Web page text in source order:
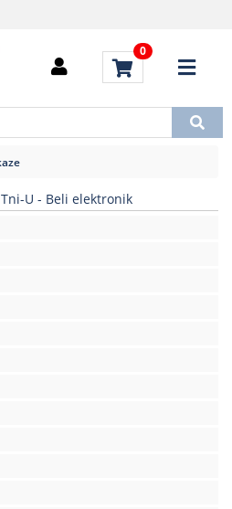
0
U - Beli elektronik